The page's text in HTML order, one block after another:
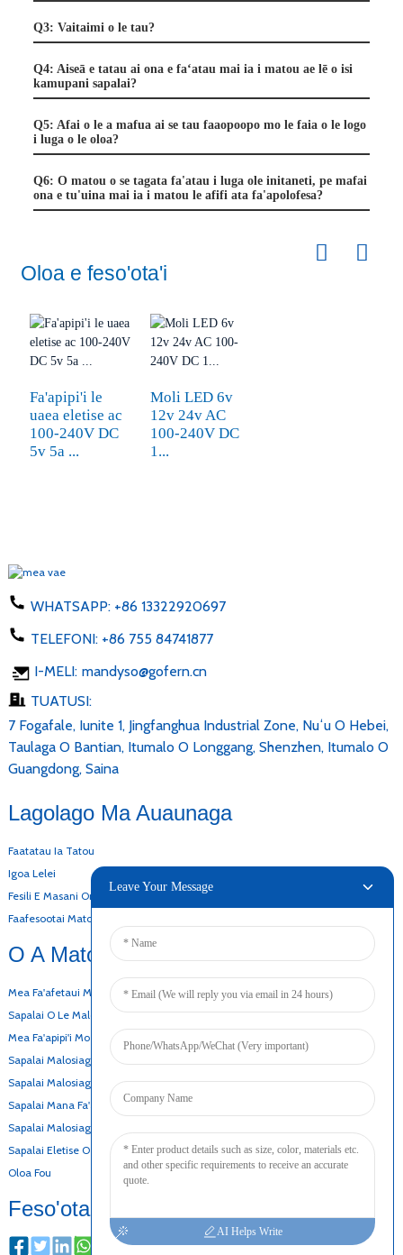
Q3: Vaitaimi o le tau?
Q4: Aiseā e tatau ai ona e faʻatau mai ia i matou ae lē o isi
kamupani sapalai?
Q5: Afai o le a mafua ai se tau faaopoopo mo le faia o le logo
i luga o le oloa?
Q6: O matou o se tagata fa'atau i luga ole initaneti, pe mafai
ona e tu'uina mai ia i matou le afifi ata fa'apolofesa?
Oloa e feso'ota'i
Fa'apipi'i le
uaea eletise ac
100-240V DC
5v 5a ...
Moli LED 6v
12v 24v AC
100-240V DC
1...
WHATSAPP: +86 13322920697
TELEFONI: +86 755 84741877
I-MELI: mandyso@gofern.cn
TUATUSI:
7 Fogafale, Iunite 1, Jingfanghua Industrial Zone, Nuʻu O Hebei,
Taulaga O Bantian, Itumalo O Longgang, Shenzhen, Itumalo O
Guangdong, Saina
Lagolago Ma Auaunaga
Faatatau Ia Tatou
Igoa Lelei
Fesili E Masani Ona Fesiligia
Faafesootai Matou
O A Matou Oloa
Mea Fa'afetaui Malosiaga O Le Komepiuta
Sapalai O Le Malosiaga AC DC
Mea Fa'apipi'i Mo Le Fa'apipi'i I Le Puipui
Sapalai Malosiaga Fa'avaa Tatala
Sapalai Malosiaga Manifinifi Tele
Sapalai Mana Fa'alelei
Sapalai Malosiaga Fa'aleoleo O Le Maa
Sapalai Eletise O Le Din Rail
Oloa Fou
Feso'ota'i
Leave Your Message
AI Helps Write